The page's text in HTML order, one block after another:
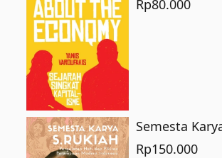
Rp80.000
Semesta
Rp150.000